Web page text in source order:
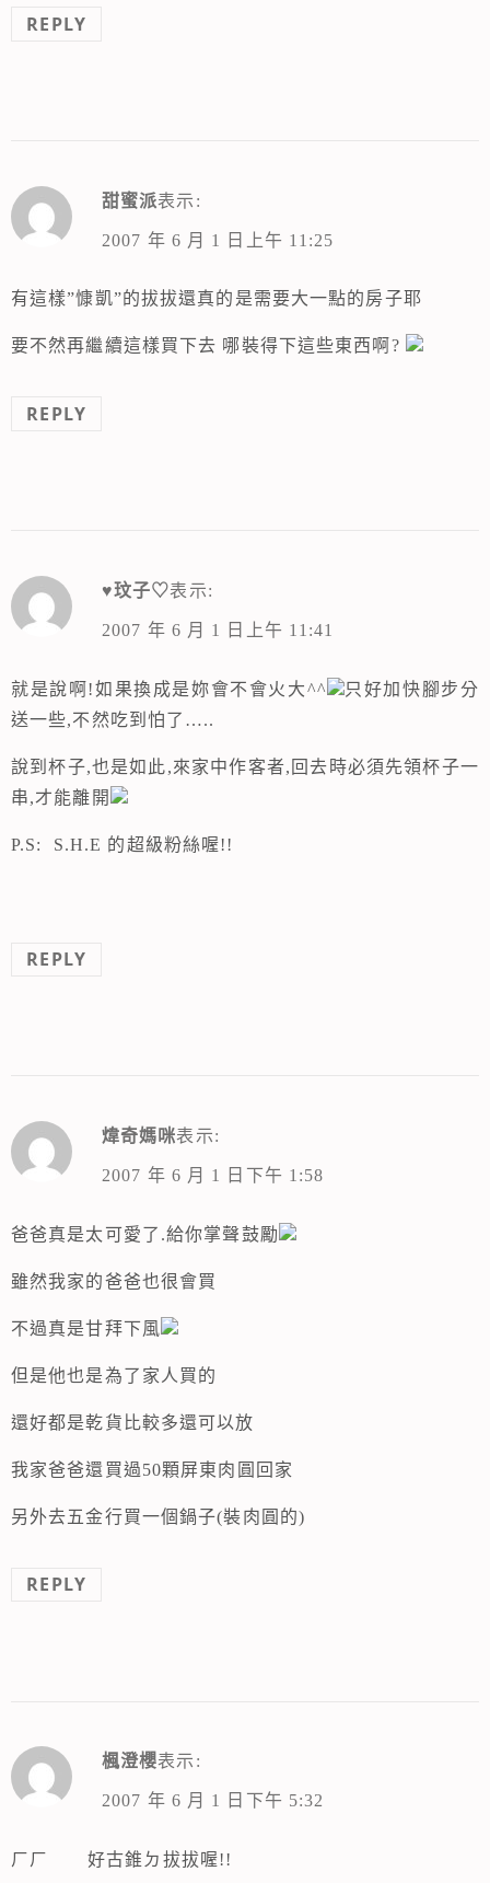
REPLY
甜蜜派表示:
2007 年 6 月 1 日上午 11:25
有這樣”慷凱”的拔拔還真的是需要大一點的房子耶
要不然再繼續這樣買下去 哪裝得下這些東西啊?
REPLY
♥玟子♡表示:
2007 年 6 月 1 日上午 11:41
就是說啊!如果換成是妳會不會火大^^
只好加快腳步分
送一些,不然吃到怕了…..
說到杯子,也是如此,來家中作客者,回去時必須先領杯子一
串,才能離開
P.S: S.H.E 的超級粉絲喔!!
REPLY
煒奇媽咪表示:
2007 年 6 月 1 日下午 1:58
爸爸真是太可愛了.給你掌聲鼓勵
雖然我家的爸爸也很會買
不過真是甘拜下風
但是他也是為了家人買的
還好都是乾貨比較多還可以放
我家爸爸還買過50顆屏東肉圓回家
另外去五金行買一個鍋子(裝肉圓的)
REPLY
楓澄櫻表示:
2007 年 6 月 1 日下午 5:32
ㄏㄏ 好古錐ㄉ拔拔喔!!